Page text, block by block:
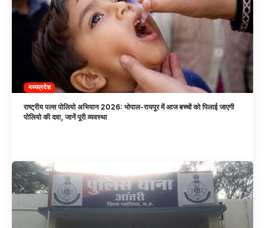
मध्यप्रदेश
राष्ट्रीय पल्स पोलियो अभियान 2026: भोपाल-रायपुर में आज बच्चों को पिलाई जाएगी
पोलियो की दवा, जानें पूरी व्यवस्था